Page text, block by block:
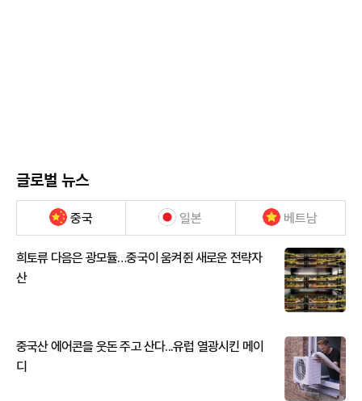
글로벌 뉴스
중국 일본 베트남
희토류 다음은 광모듈…중국이 움켜쥔 새로운 전략자
산
중국산 에어콘을 웃돈 주고 산다...유럽 열광시킨 메이
디